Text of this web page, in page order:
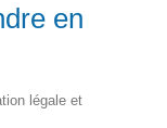
en
légale et